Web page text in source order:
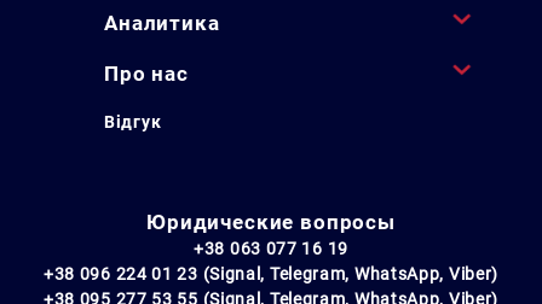
Аналитика
Про нас
Відгук
Юридические вопросы
+38 063 077 16 19
+38 096 224 01 23 (Signal, Telegram, WhatsApp, Viber)
+38 095 277 53 55 (Signal, Telegram, WhatsApp, Viber)